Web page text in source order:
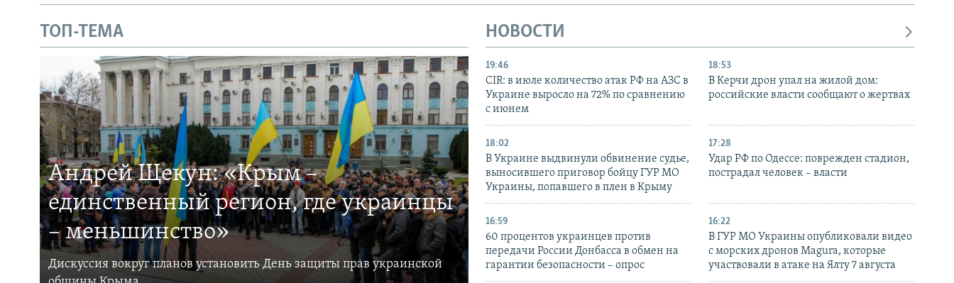
ТОП-ТЕМА
Андрей Щекун: «Крым –
единственный регион, где украинцы
– меньшинство»
Дискуссия вокруг планов установить День защиты прав украинской
НОВОСТИ
19:46
CIR: в июле количество атак РФ на АЗС в
Украине выросло на 72% по сравнению
с июнем
18:53
В Керчи дрон упал на жилой дом:
российские власти сообщают о жертвах
18:02
В Украине выдвинули обвинение судье,
выносившего приговор бойцу ГУР МО
Украины, попавшего в плен в Крыму
17:28
Удар РФ по Одессе: поврежден стадион,
пострадал человек – власти
16:59
60 процентов украинцев против
передачи России Донбасса в обмен на
гарантии безопасности – опрос
16:22
В ГУР МО Украины опубликовали видео
с морских дронов Magura, которые
участвовали в атаке на Ялту 7 августа